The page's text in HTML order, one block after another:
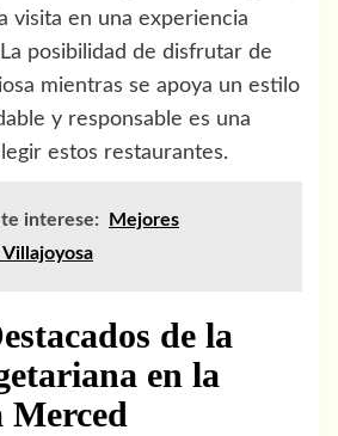
visita en una experiencia
posibilidad de disfrutar de
mientras se apoya un estilo
y responsable es una
estos restaurantes.
interese:
Mejores
de la
en la
Merced